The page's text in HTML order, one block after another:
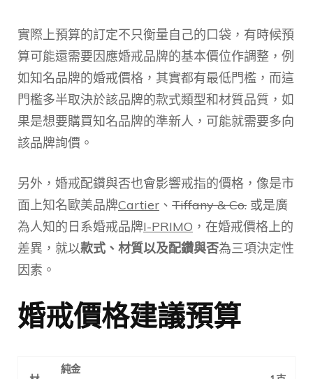
實際上預算的訂定不只衡量自己的口袋，有時候預
算可能還需要因應婚戒品牌的基本價位作調整，例
如知名品牌的婚戒價格，其實都有最低門檻，而這
門檻多半取決於該品牌的款式類型和材質品質，如
果是想要購買知名品牌的準新人，可能就需要多向
該品牌詢價。
另外，婚戒配鑽與否也會影響戒指的價格，像是市
面上知名歐美品牌Cartier 、 Tiffany & Co. 或是廣
為人知的日系婚戒品牌I-PRIMO ，在婚戒價格上的
差異，就以款式、材質以及配鑽與否為三項決定性
因素。
婚戒價格建議預算
純金